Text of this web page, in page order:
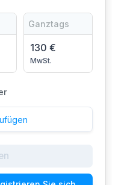
Ganztags
130 €
MwSt.